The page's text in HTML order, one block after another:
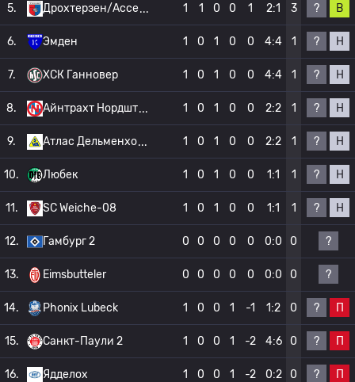
5. Дрохтерзен/Ассе 1 1 0 0 1 2:1 3 ? В
6. Эмден 1 0 1 0 0 4:4 1 ? Н
7. ХСК Ганновер 1 0 1 0 0 4:4 1 ? Н
8. Айнтрахт Нордшт 1 0 1 0 0 2:2 1 ? Н
9. Атлас Дельменхо 1 0 1 0 0 2:2 1 ? Н
10. Любек 1 0 1 0 0 1:1 1 ? Н
11. SC Weiche-08 1 0 1 0 0 1:1 1 ? Н
12. Гамбург 2 0 0 0 0 0 0:0 0 ?
13. Eimsbutteler 0 0 0 0 0 0:0 0 ?
14. Phonix Lubeck 1 0 0 1 -1 1:2 0 ? П
15. Санкт-Паули 2 1 0 0 1 -2 4:6 0 ? П
16. Ядделох 1 0 0 1 -2 0:2 0 ? П